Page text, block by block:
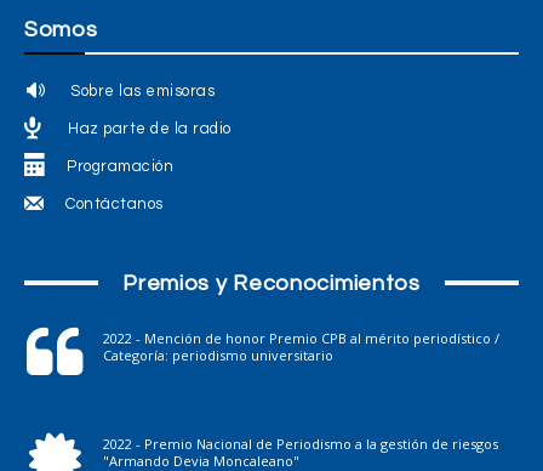
Somos
Sobre las emisoras
Haz parte de la radio
Programación
Contáctanos
Premios y Reconocimientos
2022 - Mención de honor Premio CPB al mérito periodístico /
Categoría: periodismo universitario
2022 - Premio Nacional de Periodismo a la gestión de riesgos
"Armando Devia Moncaleano"